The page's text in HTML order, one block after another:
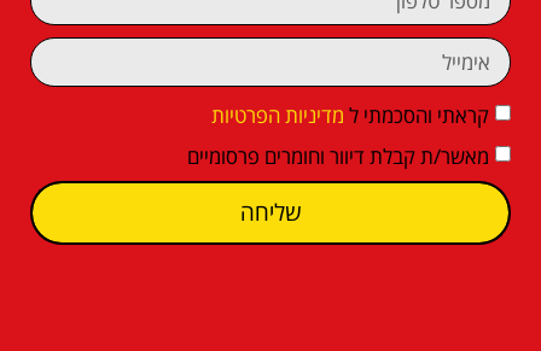
קראתי והסכמתי ל מדיניות הפרטיות
מאשר/ת קבלת דיוור וחומרים פרסומיים
שליחה